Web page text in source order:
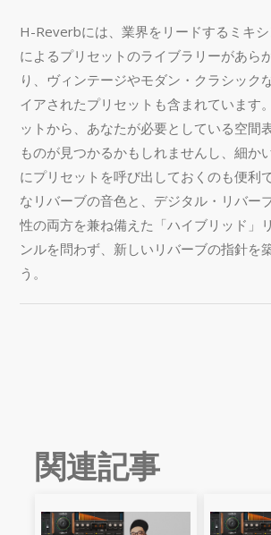
H-Reverbには、業界をリードするミキ
によるプリセットのライブラリーがあら
り、ヴィンテージやモダン・クラシック
イアされたプリセットも含まれています
ットから、あなたが必要としている空間
ものが見つかるかもしれませんし、細か
にプリセットを呼び出しておくのも便利
なリバーブの音色と、デジタル・リバー
性の両方を兼ね備えた「ハイブリッド」
ンルを問わず、新しいリバーブの指針を
う。
関連記事